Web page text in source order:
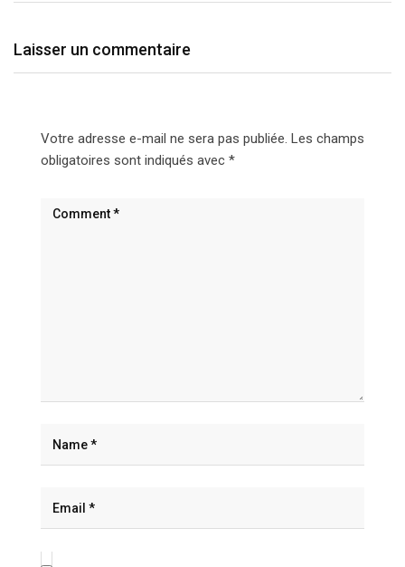
Laisser un commentaire
Votre adresse e-mail ne sera pas publiée. Les champs
obligatoires sont indiqués avec *